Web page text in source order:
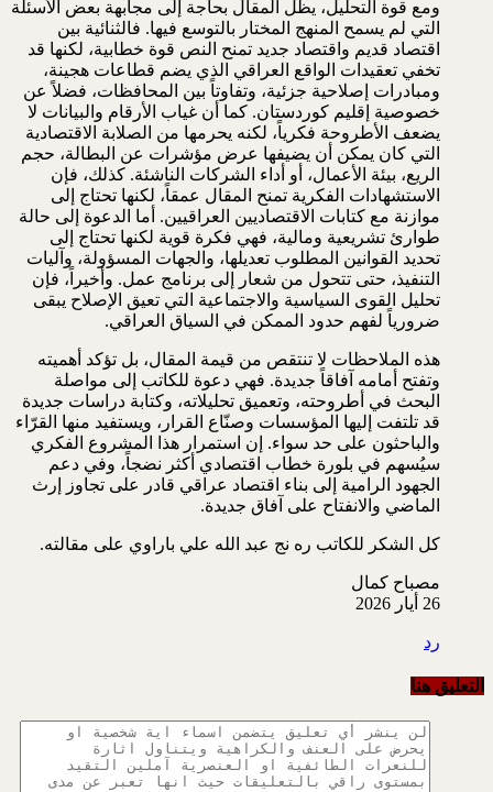
ومع قوة التحليل، يظل المقال بحاجة إلى مجابهة بعض الأسئلة
التي لم يسمح المنهج المختار بالتوسع فيها. فالثنائية بين
اقتصاد قديم واقتصاد جديد تمنح النص قوة خطابية، لكنها قد
تخفي تعقيدات الواقع العراقي الذي يضم قطاعات هجينة،
ومبادرات إصلاحية جزئية، وتفاوتاً بين المحافظات، فضلاً عن
خصوصية إقليم كوردستان. كما أن غياب الأرقام والبيانات لا
يضعف الأطروحة فكرياً، لكنه يحرمها من الصلابة الاقتصادية
التي كان يمكن أن يضيفها عرض مؤشرات عن البطالة، حجم
الريع، بيئة الأعمال، أو أداء الشركات الناشئة. كذلك، فإن
الاستشهادات الفكرية تمنح المقال عمقاً، لكنها تحتاج إلى
موازنة مع كتابات الاقتصاديين العراقيين. أما الدعوة إلى حالة
طوارئ تشريعية ومالية، فهي فكرة قوية لكنها تحتاج إلى
تحديد القوانين المطلوب تعديلها، والجهات المسؤولة، وآليات
التنفيذ، حتى تتحول من شعار إلى برنامج عمل. وأخيراً، فإن
تحليل القوى السياسية والاجتماعية التي تعيق الإصلاح يبقى
ضرورياً لفهم حدود الممكن في السياق العراقي.
هذه الملاحظات لا تنتقص من قيمة المقال، بل تؤكد أهميته
وتفتح أمامه آفاقاً جديدة. فهي دعوة للكاتب إلى مواصلة
البحث في أطروحته، وتعميق تحليلاته، وكتابة دراسات جديدة
قد تلتفت إليها المؤسسات وصنّاع القرار، ويستفيد منها القرّاء
والباحثون على حد سواء. إن استمرار هذا المشروع الفكري
سيُسهم في بلورة خطاب اقتصادي أكثر نضجاً، وفي دعم
الجهود الرامية إلى بناء اقتصاد عراقي قادر على تجاوز إرث
الماضي والانفتاح على آفاق جديدة.
كل الشكر للكاتب ره ‌نج عبد الله علي باراوي على مقالته.
مصباح كمال
26 أيار 2026
رد
التعليق هنا